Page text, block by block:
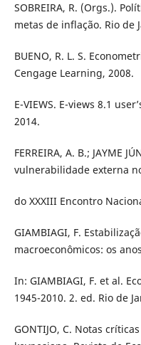
SOBREIRA, R. (Orgs.).
metas de inflação. Rio de
BUENO, R. L. S.
Cengage Learning, 2008.
E-VIEWS. E-views 8.1
2014.
FERREIRA, A. B.; JAYME
vulnerabilidade externa
do XXXIII Encontro
GIAMBIAGI, F.
macroeconômicos: os
In: GIAMBIAGI, F. et al.
1945-2010. 2. ed. Rio de
GONTIJO, C. Notas